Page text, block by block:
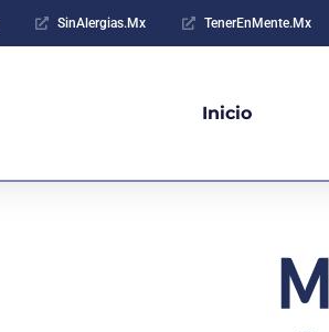
SinAlergias.Mx TenerEnMente.Mx
Inicio